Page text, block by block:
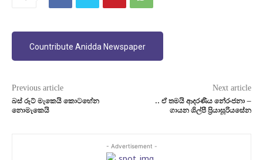
Countribute Anidda Newspaper
Previous article
බස් රූට් මැකෙයි කොටහේන
නොමැකෙයි
Next article
.. ඒ තමයි ආදරණීය නේරංජනා –
ගායන ශිල්පී ප්‍රියාසූරියසේන
- Advertisement -